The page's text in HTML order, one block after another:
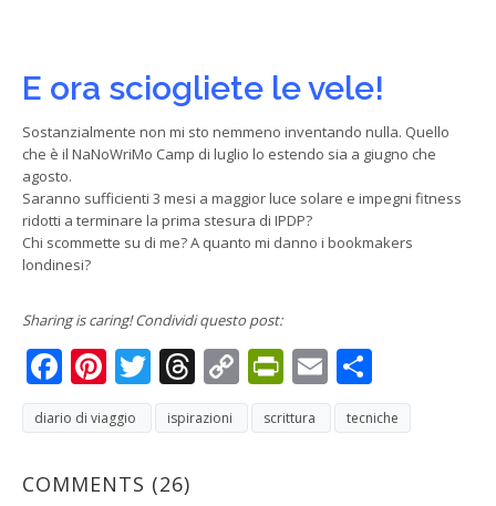
E ora sciogliete le vele!
Sostanzialmente non mi sto nemmeno inventando nulla. Quello
che è il NaNoWriMo Camp di luglio lo estendo sia a giugno che
agosto.
Saranno sufficienti 3 mesi a maggior luce solare e impegni fitness
ridotti a terminare la prima stesura di IPDP?
Chi scommette su di me? A quanto mi danno i bookmakers
londinesi?
Sharing is caring! Condividi questo post:
Facebook
Pinterest
Twitter
Threads
Copy
Link
PrintFriendly
Email
diario di viaggio ispirazioni scrittura tecniche
COMMENTS (26)